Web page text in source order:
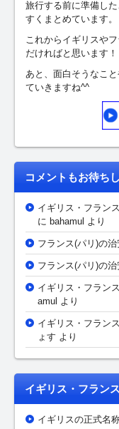
旅行する前に準備し
すくまとめています。
これからイギリスや
だければと思います！
あと、面白そうなこ
ていきますね^^
コメントもお待ち
イギリス・フラン
に bahamul より
フランス(パリ)の
フランス(パリ)の
イギリス・フラン
amul より
イギリス・フラン
ょす より
イギリス・フラン
イギリスの正式名